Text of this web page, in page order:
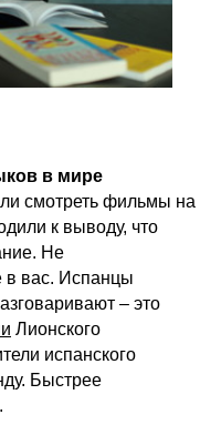
в мире
смотреть фильмы на
к выводу, что
Не
в вас. Испанцы
– это
Лионского
испанского
Быстрее